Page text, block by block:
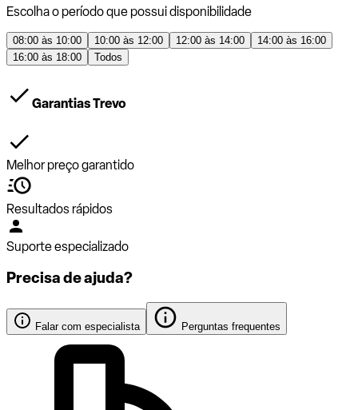
Escolha o período que possui disponibilidade
08:00 às 10:00 10:00 às 12:00 12:00 às 14:00
14:00 às 16:00
16:00 às 18:00
Todos
Garantias Trevo
Melhor preço garantido
Resultados rápidos
Suporte especializado
Precisa de ajuda?
Falar com especialista Perguntas frequentes